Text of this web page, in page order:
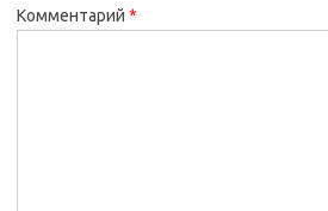
Комментарий *